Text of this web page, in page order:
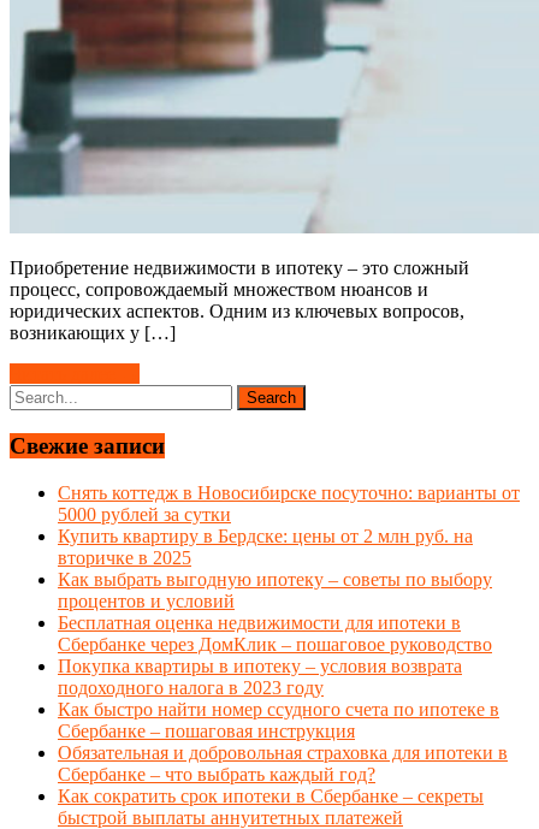
Приобретение недвижимости в ипотеку – это сложный
процесс, сопровождаемый множеством нюансов и
юридических аспектов. Одним из ключевых вопросов,
возникающих у […]
Свежие записи
Снять коттедж в Новосибирске посуточно: варианты от
5000 рублей за сутки
Купить квартиру в Бердске: цены от 2 млн руб. на
вторичке в 2025
Как выбрать выгодную ипотеку – советы по выбору
процентов и условий
Бесплатная оценка недвижимости для ипотеки в
Сбербанке через ДомКлик – пошаговое руководство
Покупка квартиры в ипотеку – условия возврата
подоходного налога в 2023 году
Как быстро найти номер ссудного счета по ипотеке в
Сбербанке – пошаговая инструкция
Обязательная и добровольная страховка для ипотеки в
Сбербанке – что выбрать каждый год?
Как сократить срок ипотеки в Сбербанке – секреты
быстрой выплаты аннуитетных платежей